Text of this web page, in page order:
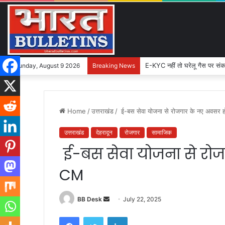
Sunday, August 9 2026 Breaking News E-KYC नहीं तो घरेलू गैस पर
Home /उत्तराखंड / ई-बस सेवा योजना से रोजगार के नए अवसर
उत्तराखंड देहरादून रोजगार सामाजिक
ई-बस सेवा योजना से
CM
BB Desk July 22, 2025